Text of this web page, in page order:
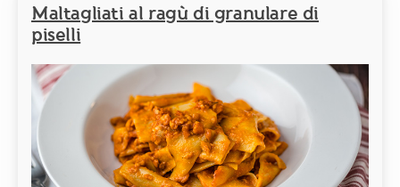
Maltagliati al ragù di granulare di
piselli